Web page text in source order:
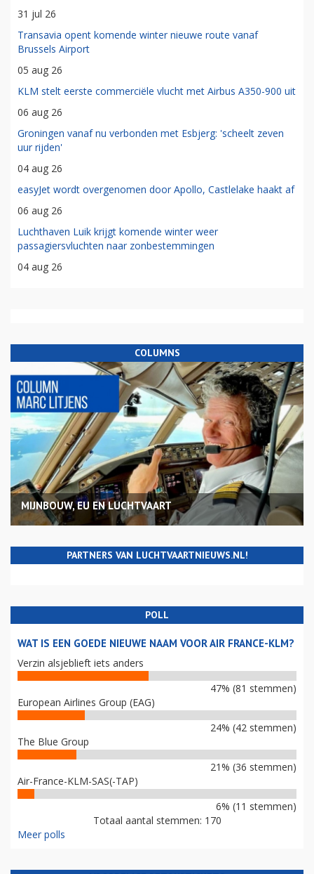
31 jul 26
Transavia opent komende winter nieuwe route vanaf
Brussels Airport
05 aug 26
KLM stelt eerste commerciële vlucht met Airbus A350-900 uit
06 aug 26
Groningen vanaf nu verbonden met Esbjerg: 'scheelt zeven
uur rijden'
04 aug 26
easyJet wordt overgenomen door Apollo, Castlelake haakt af
06 aug 26
Luchthaven Luik krijgt komende winter weer
passagiersvluchten naar zonbestemmingen
04 aug 26
COLUMNS
MIJNBOUW, EU EN LUCHTVAART
PARTNERS VAN LUCHTVAARTNIEUWS.NL!
POLL
WAT IS EEN GOEDE NIEUWE NAAM VOOR AIR FRANCE-KLM?
Verzin alsjeblieft iets anders
47% (81 stemmen)
European Airlines Group (EAG)
24% (42 stemmen)
The Blue Group
21% (36 stemmen)
Air-France-KLM-SAS(-TAP)
6% (11 stemmen)
Totaal aantal stemmen: 170
Meer polls